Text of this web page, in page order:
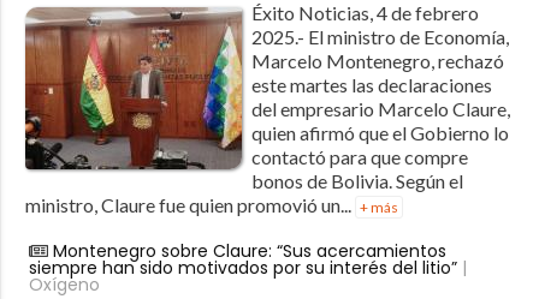
Éxito Noticias, 4 de febrero
2025.- El ministro de Economía,
Marcelo Montenegro, rechazó
este martes las declaraciones
del empresario Marcelo Claure,
quien afirmó que el Gobierno lo
contactó para que compre
bonos de Bolivia. Según el
ministro, Claure fue quien promovió un... + más
Montenegro sobre Claure: “Sus acercamientos
siempre han sido motivados por su interés del litio”|
Oxígeno